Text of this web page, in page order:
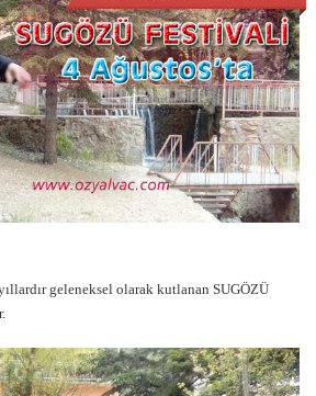
geleneksel olarak kutlanan SUGÖZÜ